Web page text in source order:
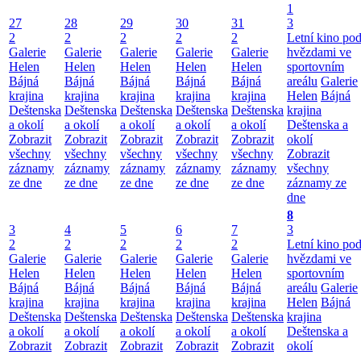
27
2
Galerie
Helen
Bájná
krajina
Deštenska
a okolí
Zobrazit
všechny
záznamy
ze dne
28
2
Galerie
Helen
Bájná
krajina
Deštenska
a okolí
Zobrazit
všechny
záznamy
ze dne
29
2
Galerie
Helen
Bájná
krajina
Deštenska
a okolí
Zobrazit
všechny
záznamy
ze dne
30
2
Galerie
Helen
Bájná
krajina
Deštenska
a okolí
Zobrazit
všechny
záznamy
ze dne
31
2
Galerie
Helen
Bájná
krajina
Deštenska
a okolí
Zobrazit
všechny
záznamy
ze dne
1
3
Letní kino pod
hvězdami ve
sportovním
areálu Galerie
Helen Bájná
krajina
Deštenska a
okolí
Zobrazit
všechny
záznamy ze
dne
3
2
Galerie
Helen
Bájná
krajina
Deštenska
a okolí
Zobrazit
4
2
Galerie
Helen
Bájná
krajina
Deštenska
a okolí
Zobrazit
5
2
Galerie
Helen
Bájná
krajina
Deštenska
a okolí
Zobrazit
6
2
Galerie
Helen
Bájná
krajina
Deštenska
a okolí
Zobrazit
7
2
Galerie
Helen
Bájná
krajina
Deštenska
a okolí
Zobrazit
8
3
Letní kino pod
hvězdami ve
sportovním
areálu Galerie
Helen Bájná
krajina
Deštenska a
okolí